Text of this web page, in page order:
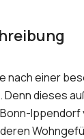
nach einer
dieses